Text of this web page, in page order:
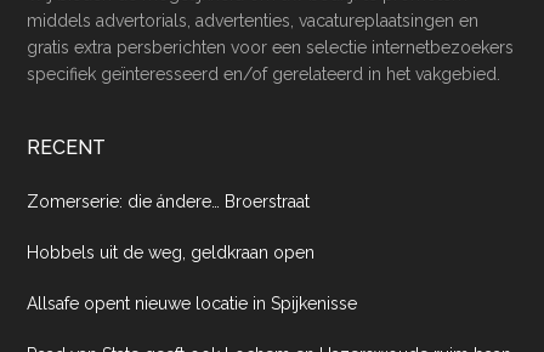
middels advertorials, advertenties, vacatureplaatsingen en
gratis extra persberichten voor een selectie internetbezoekers
specifiek geïnteresseerd en/of gerelateerd in het vakgebied.
RECENT
Zomerserie: die ándere… Broerstraat
Hobbels uit de weg, geldkraan open
Allsafe opent nieuwe locatie in Spijkenisse